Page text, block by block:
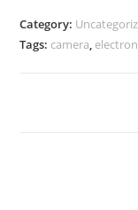
Category:
Tags: camera,